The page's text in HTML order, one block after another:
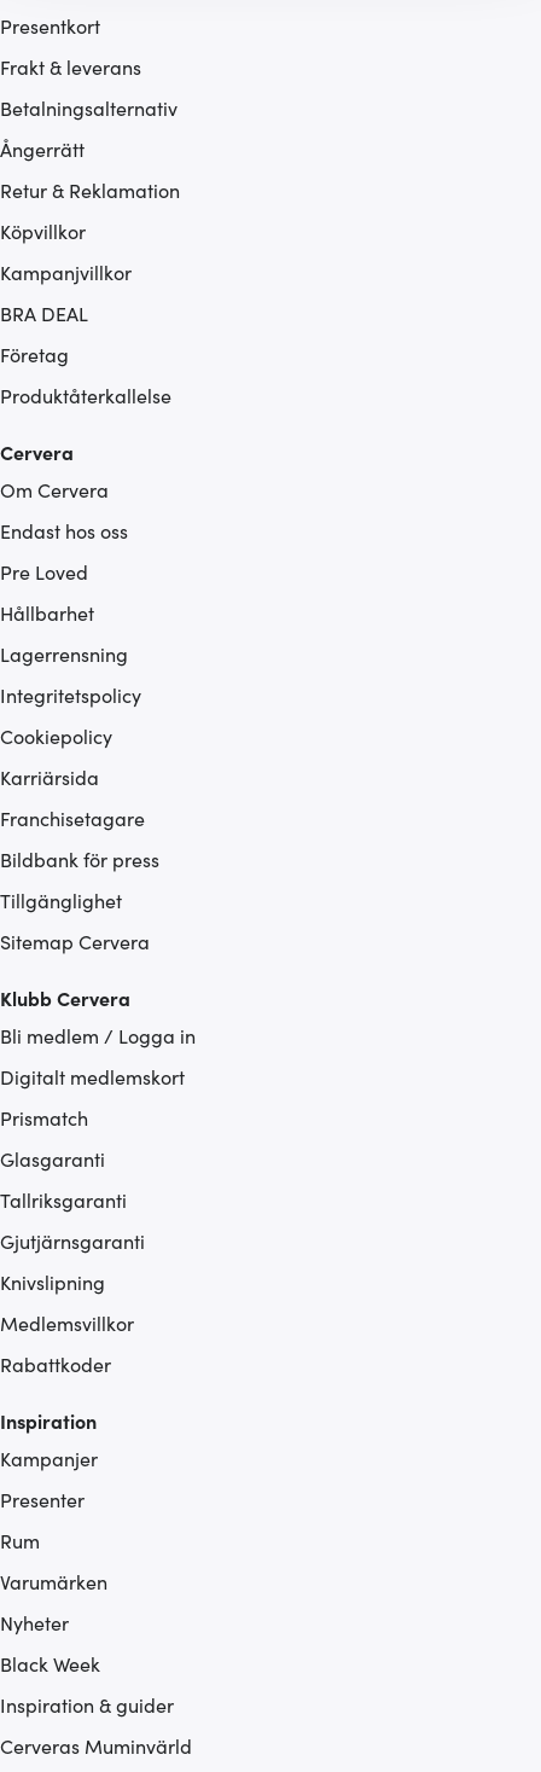
som du vill dela med dig av.
Presentkort
Frakt & leverans
Betalningsalternativ
Ångerrätt
Retur & Reklamation
Köpvillkor
Kampanjvillkor
BRA DEAL
Företag
Produktåterkallelse
Cervera
Om Cervera
Endast hos oss
Pre Loved
Hållbarhet
Lagerrensning
Integritetspolicy
Cookiepolicy
Karriärsida
Franchisetagare
Bildbank för press
Tillgänglighet
Sitemap Cervera
Klubb Cervera
Bli medlem / Logga in
Digitalt medlemskort
Prismatch
Glasgaranti
Tallriksgaranti
Gjutjärnsgaranti
Knivslipning
Medlemsvillkor
Rabattkoder
Inspiration
Kampanjer
Presenter
Rum
Varumärken
Nyheter
Black Week
Inspiration & guider
Cerveras Muminvärld